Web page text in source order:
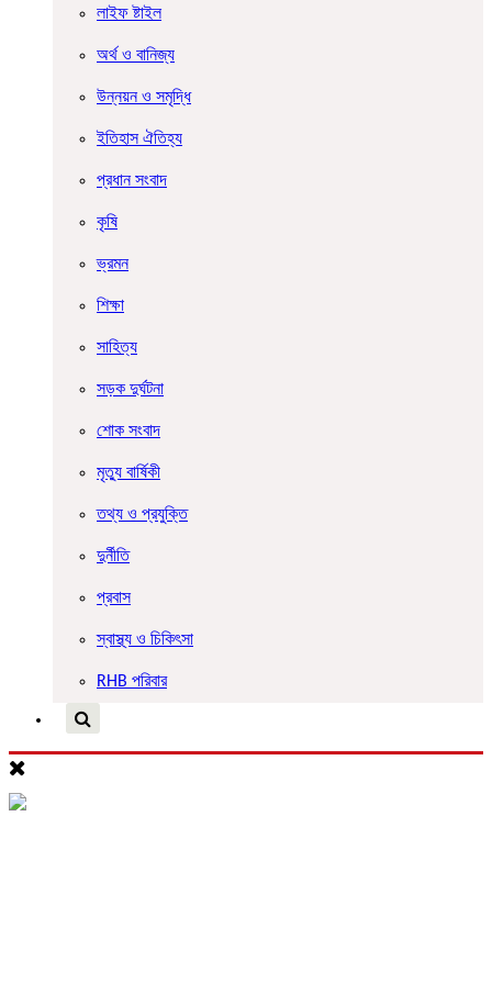
লাইফ ষ্টাইল
অর্থ ও বানিজ্য
উন্নয়ন ও সমৃদ্ধি
ইতিহাস ঐতিহ্য
প্রধান সংবাদ
কৃষি
ভ্রমন
শিক্ষা
সাহিত্য
সড়ক দুর্ঘটনা
শোক সংবাদ
মৃত্যু বার্ষিকী
তথ্য ও প্রযুক্তি
দুর্নীতি
প্রবাস
স্বাস্থ্য ও চিকিৎসা
RHB পরিবার